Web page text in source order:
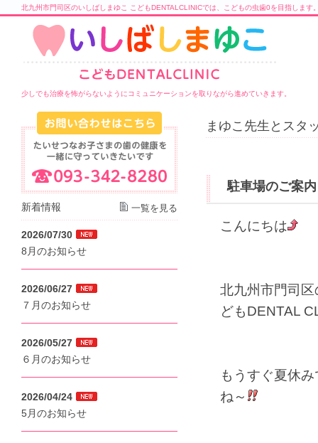
北九州市門司区のいしばしまゆこ こどもDENTALCLINICでは、こどもの虫歯0を目指します
少しでも治療を怖がらないようにコミュニケーションを取りながら進めていきます。
まゆこ先生とスタ
駐車場のご案内
こんにちは
北九州市門司
どもDENTAL
もうすぐ夏休
ね～
新着情報 一覧を見る
2026/07/30
8月のお知らせ
2026/06/27
７月のお知らせ
2026/05/27
６月のお知らせ
2026/04/24
5月のお知らせ